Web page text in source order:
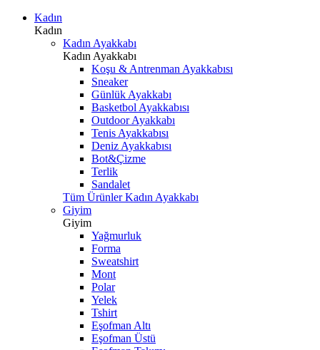
Kadın
Kadın
Kadın Ayakkabı
Kadın Ayakkabı
Koşu & Antrenman Ayakkabısı
Sneaker
Günlük Ayakkabı
Basketbol Ayakkabısı
Outdoor Ayakkabı
Tenis Ayakkabısı
Deniz Ayakkabısı
Bot&Çizme
Terlik
Sandalet
Tüm Ürünler Kadın Ayakkabı
Giyim
Giyim
Yağmurluk
Forma
Sweatshirt
Mont
Polar
Yelek
Tshirt
Eşofman Altı
Eşofman Üstü